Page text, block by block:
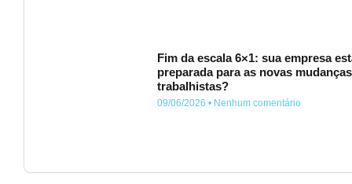
Fim da escala 6×1: sua empresa
preparada para as novas mudanças
trabalhistas?
09/06/2026 Nenhum comentário